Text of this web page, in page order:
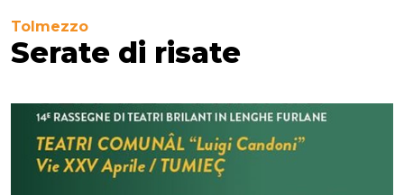
Tolmezzo
Serate di risate